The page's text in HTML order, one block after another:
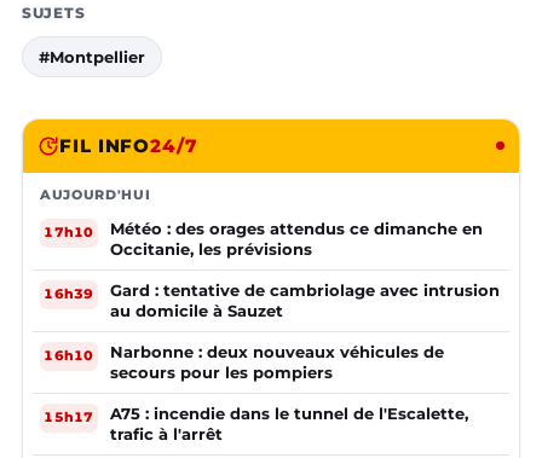
SUJETS
#Montpellier
FIL INFO24/7
AUJOURD'HUI
17h10
Météo : des orages attendus ce dimanche en
Occitanie, les prévisions
16h39
Gard : tentative de cambriolage avec intrusion
au domicile à Sauzet
16h10
Narbonne : deux nouveaux véhicules de
secours pour les pompiers
15h17
A75 : incendie dans le tunnel de l'Escalette,
trafic à l'arrêt